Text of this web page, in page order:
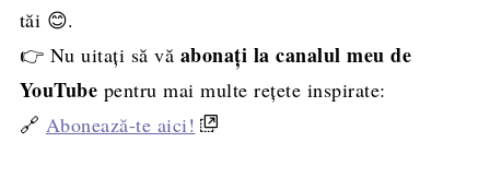
tăi 😊.
👉 Nu uitați să vă abonați la canalul meu de
YouTube pentru mai multe rețete inspirate:
🔗 Abonează-te aici!